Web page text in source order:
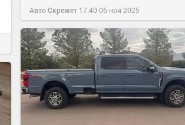
Авто Скрежет 17:40 06 ноя 2025